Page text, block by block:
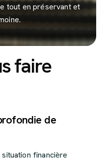
tout en préservant et
faire
de
financière